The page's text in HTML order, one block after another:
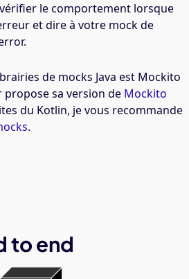
le comportement lorsque
et dire à votre mock de
de mocks Java est Mockito
propose sa version de Mockito
du Kotlin, je vous recommande
.
to end